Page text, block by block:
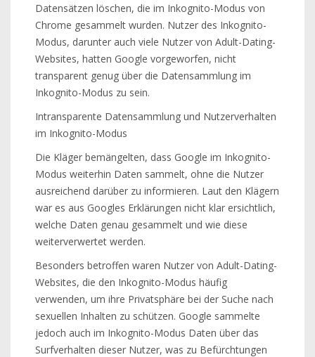
Datensätzen löschen, die im Inkognito-Modus von
Chrome gesammelt wurden. Nutzer des Inkognito-
Modus, darunter auch viele Nutzer von Adult-Dating-
Websites, hatten Google vorgeworfen, nicht
transparent genug über die Datensammlung im
Inkognito-Modus zu sein.
Intransparente Datensammlung und Nutzerverhalten
im Inkognito-Modus
Die Kläger bemängelten, dass Google im Inkognito-
Modus weiterhin Daten sammelt, ohne die Nutzer
ausreichend darüber zu informieren. Laut den Klägern
war es aus Googles Erklärungen nicht klar ersichtlich,
welche Daten genau gesammelt und wie diese
weiterverwertet werden.
Besonders betroffen waren Nutzer von Adult-Dating-
Websites, die den Inkognito-Modus häufig
verwenden, um ihre Privatsphäre bei der Suche nach
sexuellen Inhalten zu schützen. Google sammelte
jedoch auch im Inkognito-Modus Daten über das
Surfverhalten dieser Nutzer, was zu Befürchtungen